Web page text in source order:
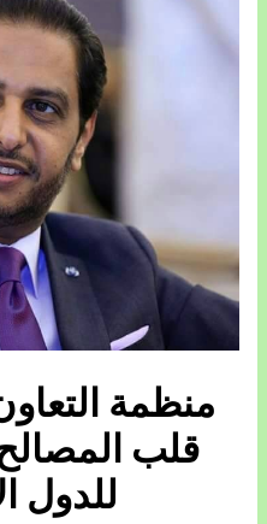
منظمة
قلب المصالح
للدول